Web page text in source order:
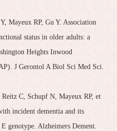
Mayeux RP, Gu Y. Association
status in older adults: a
Heights Inwood
J Gerontol A Biol Sci Med Sci.
C, Schupf N, Mayeux RP, et
incident dementia and its
genotype. Alzheimers Dement.